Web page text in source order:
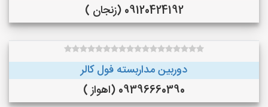
09120424192 (زنجان )
دوربین مداربسته فول کالر
09396660390 (اهواز )